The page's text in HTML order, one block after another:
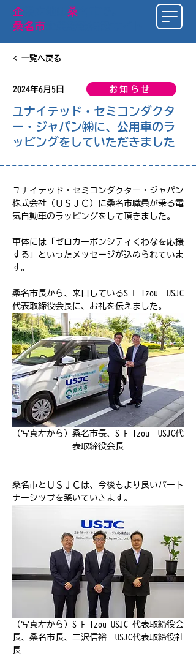
​企 業立地は桑
桑名市
< 一覧へ戻る
2024年6月5日 お知らせ
ユナイテッド・セミコンダクタ
ー・ジャパン㈱に、公用車のラ
ッピングをしていただきました
ユナイテッド・セミコンダクター・ジャパン
株式会社（ＵＳＪＣ）に桑名市職員が乗る電
気自動車のラッピングをして頂きました。
車体には「ゼロカーボンシティくわなを応援
する」といったメッセージが込められていま
す。
桑名市長から、来日しているS F Tzou　USJC
代表取締役会長に、お礼を伝えました。
（写真左から）桑名市長、 S F Tzou　USJC代
表取締役会長
桑名市とＵＳＪＣは、今後もより良いパート
ナーシップを築いていきます。
（写真左から） S F Tzou USJC 代表取締役会
長、 桑名市長、三沢信裕　USJC代表取締役社
長